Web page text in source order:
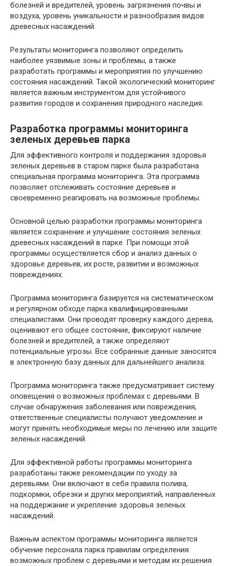
болезней и вредителей, уровень загрязнения почвы и
воздуха, уровень уникальности и разнообразия видов
древесных насаждений.
Результаты мониторинга позволяют определить
наиболее уязвимые зоны и проблемы, а также
разработать программы и мероприятия по улучшению
состояния насаждений. Такой экологический мониторинг
является важным инструментом для устойчивого
развития городов и сохранения природного наследия.
Разработка программы мониторинга
зеленых деревьев парка
Для эффективного контроля и поддержания здоровья
зеленых деревьев в старом парке была разработана
специальная программа мониторинга. Эта программа
позволяет отслеживать состояние деревьев и
своевременно реагировать на возможные проблемы.
Основной целью разработки программы мониторинга
является сохранение и улучшение состояния зеленых
древесных насаждений в парке. При помощи этой
программы осуществляется сбор и анализ данных о
здоровье деревьев, их росте, развитии и возможных
повреждениях.
Программа мониторинга базируется на систематическом
и регулярном обходе парка квалифицированными
специалистами. Они проводят проверку каждого дерева,
оценивают его общее состояние, фиксируют наличие
болезней и вредителей, а также определяют
потенциальные угрозы. Все собранные данные заносятся
в электронную базу данных для дальнейшего анализа.
Программа мониторинга также предусматривает систему
оповещения о возможных проблемах с деревьями. В
случае обнаружения заболевания или повреждения,
ответственные специалисты получают уведомление и
могут принять необходимые меры по лечению или защите
зеленых насаждений.
Для эффективной работы программы мониторинга
разработаны также рекомендации по уходу за
деревьями. Они включают в себя правила полива,
подкормки, обрезки и других мероприятий, направленных
на поддержание и укрепление здоровья зеленых
насаждений.
Важным аспектом программы мониторинга является
обучение персонала парка правилам определения
возможных проблем с деревьями и методам их решения.